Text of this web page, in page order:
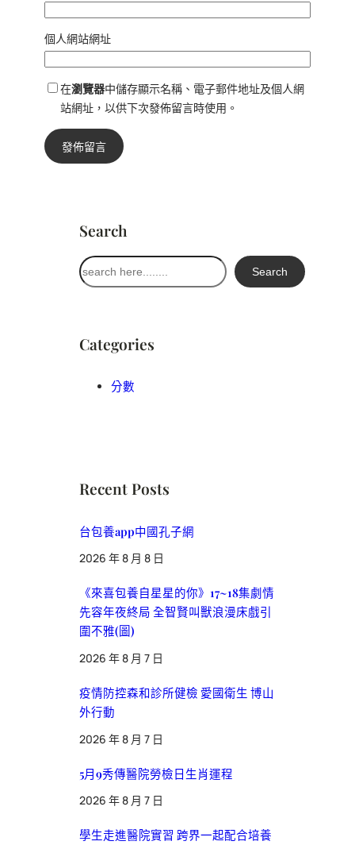
個人網站網址
在瀏覽器中儲存顯示名稱、電子郵件地址及個人網
站網址，以供下次發佈留言時使用。
Search
搜
尋
Search
Categories
分數
Recent Posts
台包養app中國孔子網
2026 年 8 月 8 日
《來喜包養自星星的你》17~18集劇情
先容年夜終局 全智賢叫獸浪漫床戲引
圍不雅(圖)
2026 年 8 月 7 日
疫情防控森和診所健檢 愛國衛生 博山
外行動
2026 年 8 月 7 日
5月9秀傳醫院勞檢日生肖運程
2026 年 8 月 7 日
學生走進醫院實習 跨界一起配合培養